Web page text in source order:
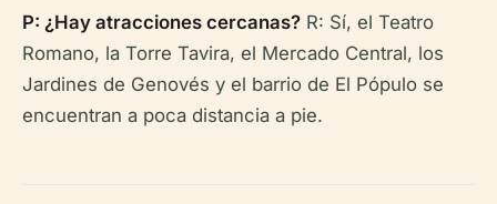
P: ¿Hay atracciones cercanas? R: Sí, el Teatro
Romano, la Torre Tavira, el Mercado Central, los
Jardines de Genovés y el barrio de El Pópulo se
encuentran a poca distancia a pie.